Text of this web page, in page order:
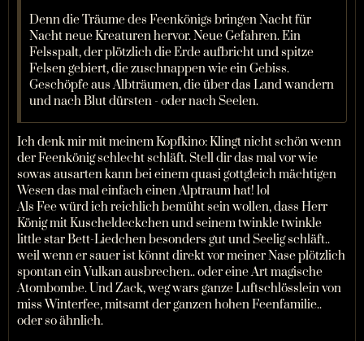
Denn die Träume des Feenkönigs bringen Nacht für
Nacht neue Kreaturen hervor. Neue Gefahren. Ein
Felsspalt, der plötzlich die Erde aufbricht und spitze
Felsen gebiert, die zuschnappen wie ein Gebiss.
Geschöpfe aus Albträumen, die über das Land wandern
und nach Blut dürsten - oder nach Seelen.
Ich denk mir mit meinem Kopfkino: Klingt nicht schön wenn
der Feenkönig schlecht schläft. Stell dir das mal vor wie
sowas ausarten kann bei einem quasi gottgleich mächtigen
Wesen das mal einfach einen Alptraum hat! lol
Als Fee würd ich reichlich bemüht sein wollen, dass Herr
König mit Kuscheldeckchen und seinem twinkle twinkle
little star Bett-Liedchen besonders gut und Seelig schläft..
weil wenn er sauer ist könnt direkt vor meiner Nase plötzlich
spontan ein Vulkan ausbrechen.. oder eine Art magische
Atombombe. Und Zack, weg wars ganze Luftschlösslein von
miss Winterfee, mitsamt der ganzen hohen Feenfamilie..
oder so ähnlich.